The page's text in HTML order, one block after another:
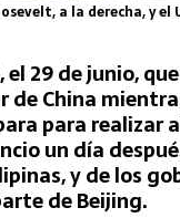
a la derecha, y
29 de junio,
de China
para realizar
un día
y de los
de Beijing.